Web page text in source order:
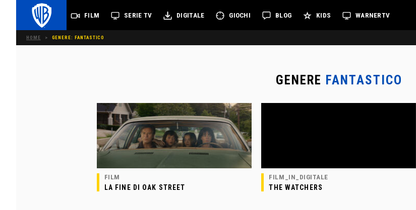
FILM SERIE TV DIGITALE GIOCHI BLOG KIDS WARNERTV
HOME > GENERE: FANTASTICO
GENERE FANTASTICO
FILM
LA FINE DI OAK STREET
FILM_IN_DIGITALE
THE WATCHERS